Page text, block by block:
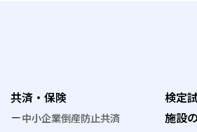
共済・保険
中小企業倒産防止共済
検定
施設